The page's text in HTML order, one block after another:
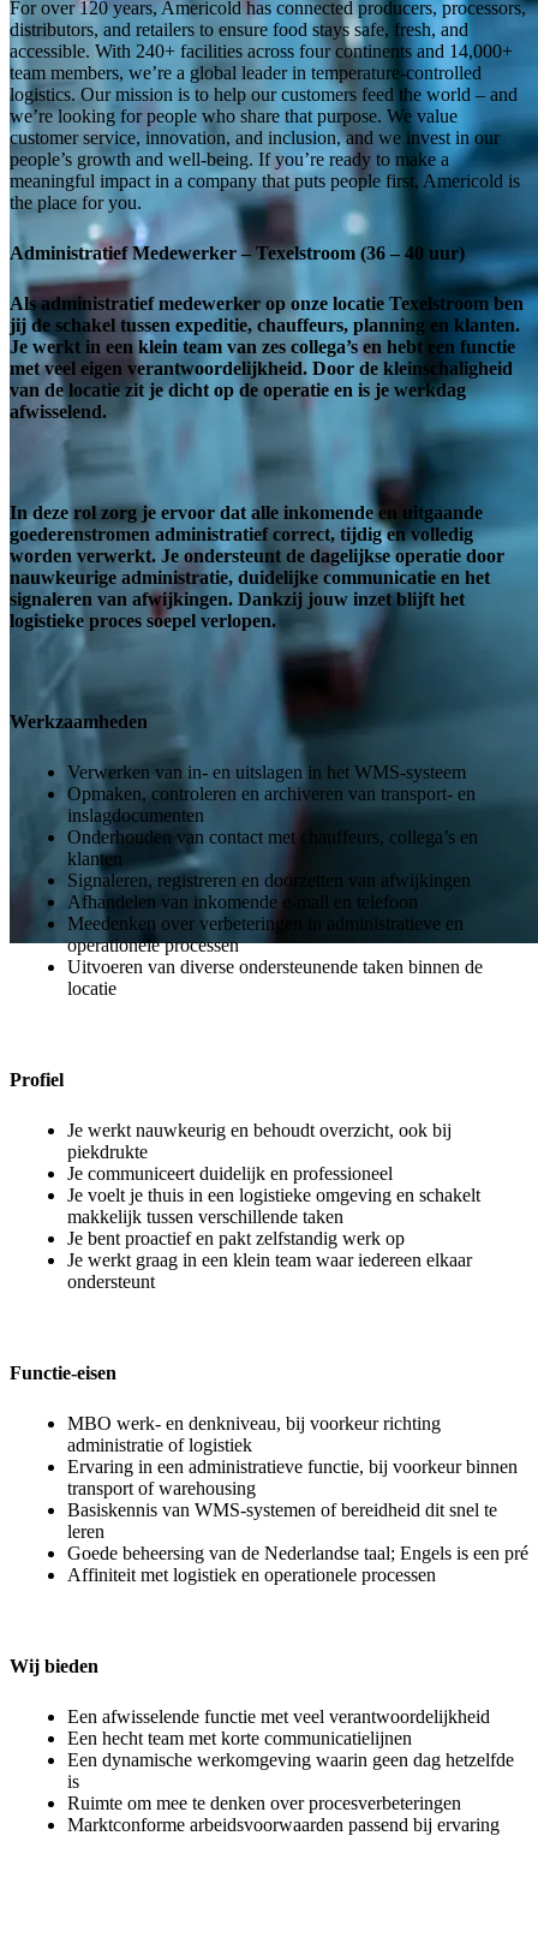
For over 120 years, Americold has connected producers, processors,
distributors, and retailers to ensure food stays safe, fresh, and
accessible. With 240+ facilities across four continents and 14,000+
team members, we’re a global leader in temperature-controlled
logistics. Our mission is to help our customers feed the world – and
we’re looking for people who share that purpose. We value
customer service, innovation, and inclusion, and we invest in our
people’s growth and well-being. If you’re ready to make a
meaningful impact in a company that puts people first, Americold is
the place for you.
Administratief Medewerker – Texelstroom (36 – 40 uur)
Als administratief medewerker op onze locatie Texelstroom ben
jij de schakel tussen expeditie, chauffeurs, planning en klanten.
Je werkt in een klein team van zes collega’s en hebt een functie
met veel eigen verantwoordelijkheid. Door de kleinschaligheid
van de locatie zit je dicht op de operatie en is je werkdag
afwisselend.
In deze rol zorg je ervoor dat alle inkomende en uitgaande
goederenstromen administratief correct, tijdig en volledig
worden verwerkt. Je ondersteunt de dagelijkse operatie door
nauwkeurige administratie, duidelijke communicatie en het
signaleren van afwijkingen. Dankzij jouw inzet blijft het
logistieke proces soepel verlopen.
Werkzaamheden
Verwerken van in- en uitslagen in het WMS-systeem
Opmaken, controleren en archiveren van transport- en
inslagdocumenten
Onderhouden van contact met chauffeurs, collega’s en
klanten
Signaleren, registreren en doorzetten van afwijkingen
Afhandelen van inkomende e-mail en telefoon
Meedenken over verbeteringen in administratieve en
operationele processen
Uitvoeren van diverse ondersteunende taken binnen de
locatie
Profiel
Je werkt nauwkeurig en behoudt overzicht, ook bij
piekdrukte
Je communiceert duidelijk en professioneel
Je voelt je thuis in een logistieke omgeving en schakelt
makkelijk tussen verschillende taken
Je bent proactief en pakt zelfstandig werk op
Je werkt graag in een klein team waar iedereen elkaar
ondersteunt
Functie-eisen
MBO werk- en denkniveau, bij voorkeur richting
administratie of logistiek
Ervaring in een administratieve functie, bij voorkeur binnen
transport of warehousing
Basiskennis van WMS-systemen of bereidheid dit snel te
leren
Goede beheersing van de Nederlandse taal; Engels is een pré
Affiniteit met logistiek en operationele processen
Wij bieden
Een afwisselende functie met veel verantwoordelijkheid
Een hecht team met korte communicatielijnen
Een dynamische werkomgeving waarin geen dag hetzelfde
is
Ruimte om mee te denken over procesverbeteringen
Marktconforme arbeidsvoorwaarden passend bij ervaring